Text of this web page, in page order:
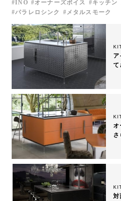
INO オーナーズボイス キッチン
パラレロシンク
メタルスモーク
ア
て
オ
さ
対